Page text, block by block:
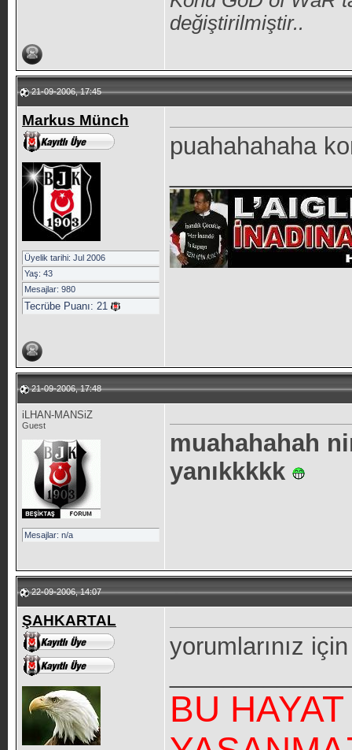
değiştirilmiştir..
21-09-2006, 17:45
Markus Münch
Üyelik tarihi: Jul 2006
Yaş: 43
Mesajlar: 980
Tecrübe Puanı: 21
puahahahaha
21-09-2006, 17:48
iLHAN-MANSiZ
Guest
Mesajlar: n/a
muahahahah
yanıkkkkk
22-09-2006, 14:07
ŞAHKARTAL
yorumlarınız
BU HAYAT